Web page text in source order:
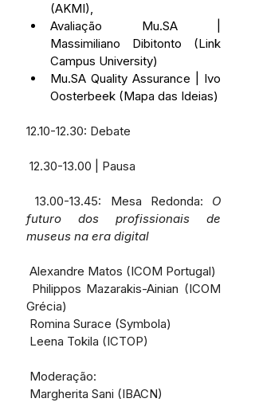
(AKMI),
Avaliação Mu.SA |
Massimiliano Dibitonto (Link
Campus University)
Mu.SA Quality Assurance | Ivo
Oosterbeek (Mapa das Ideias)
12.10-12.30: Debate
12.30-13.00 | Pausa
13.00-13.45: Mesa Redonda: O
futuro dos profissionais de
museus na era digital
Alexandre Matos (ICOM Portugal)
Grécia)
Romina Surace (Symbola)
Leena Tokila (ICTOP)
Moderação:
Margherita Sani (IBACN)